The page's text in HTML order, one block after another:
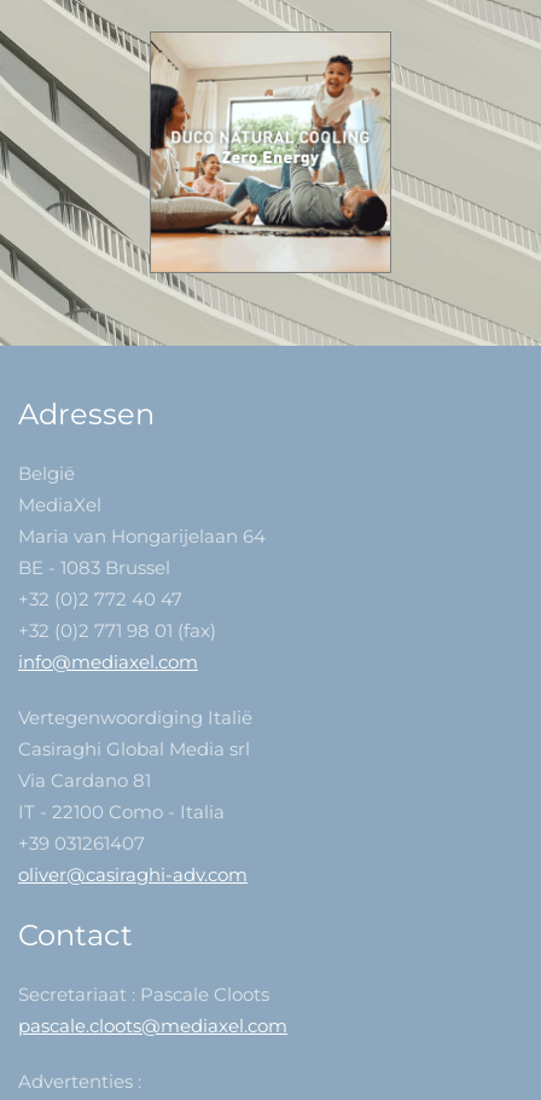
Adressen
België
MediaXel
Maria van Hongarijelaan 64
BE - 1083 Brussel
+32 (0)2 772 40 47
+32 (0)2 771 98 01 (fax)
info@mediaxel.com
Vertegenwoordiging Italië
Casiraghi Global Media srl
Via Cardano 81
IT - 22100 Como - Italia
+39 031261407
oliver@casiraghi-adv.com
Contact
Secretariaat : Pascale Cloots
pascale.cloots@mediaxel.com
Advertenties :